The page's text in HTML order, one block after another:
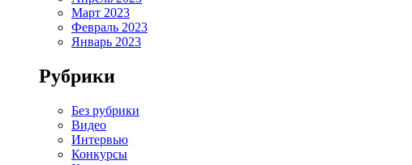
Март 2023
Февраль 2023
Январь 2023
Рубрики
Без рубрики
Видео
Интервью
Конкурсы